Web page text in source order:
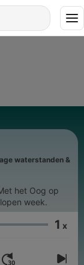
waterstanden &
het Oog op
week.
1 x